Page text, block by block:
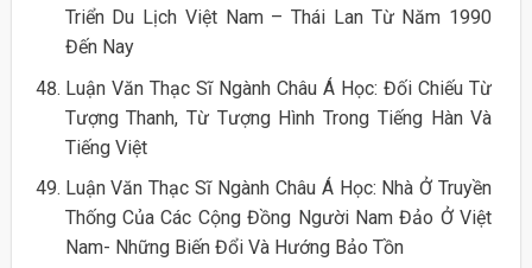
Triển Du Lịch Việt Nam – Thái Lan Từ Năm 1990
Đến Nay
Luận Văn Thạc Sĩ Ngành Châu Á Học: Đối Chiếu Từ
Tượng Thanh, Từ Tượng Hình Trong Tiếng Hàn Và
Tiếng Việt
Luận Văn Thạc Sĩ Ngành Châu Á Học: Nhà Ở Truyền
Thống Của Các Cộng Đồng Người Nam Đảo Ở Việt
Nam- Những Biến Đổi Và Hướng Bảo Tồn